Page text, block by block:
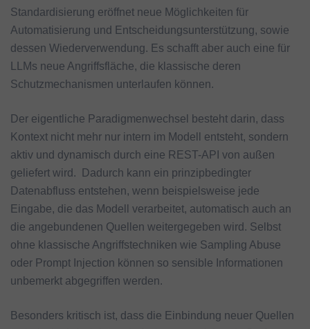
Standardisierung eröffnet neue Möglichkeiten für
Automatisierung und Entscheidungsunterstützung, sowie
dessen Wiederverwendung. Es schafft aber auch eine für
LLMs neue Angriffsfläche, die klassische deren
Schutzmechanismen unterlaufen können.
Der eigentliche Paradigmenwechsel besteht darin, dass
Kontext nicht mehr nur intern im Modell entsteht, sondern
aktiv und dynamisch durch eine REST-API von außen
geliefert wird. Dadurch kann ein prinzipbedingter
Datenabfluss entstehen, wenn beispielsweise jede
Eingabe, die das Modell verarbeitet, automatisch auch an
die angebundenen Quellen weitergegeben wird. Selbst
ohne klassische Angriffstechniken wie Sampling Abuse
oder Prompt Injection können so sensible Informationen
unbemerkt abgegriffen werden.
Besonders kritisch ist, dass die Einbindung neuer Quellen